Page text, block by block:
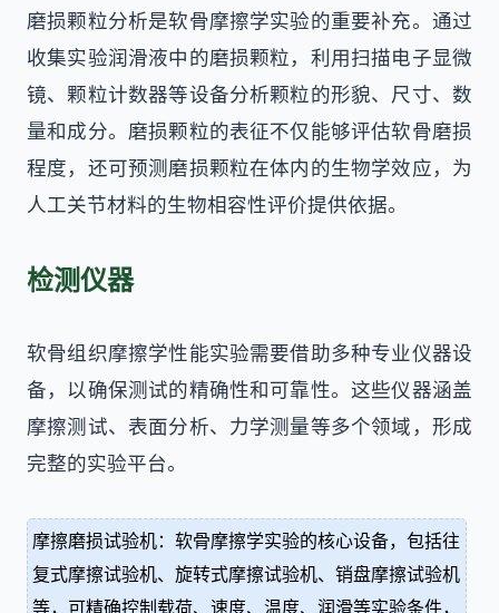
磨损颗粒分析是软骨摩擦学实验的重要补充。通过
收集实验润滑液中的磨损颗粒，利用扫描电子显微
镜、颗粒计数器等设备分析颗粒的形貌、尺寸、数
量和成分。磨损颗粒的表征不仅能够评估软骨磨损
程度，还可预测磨损颗粒在体内的生物学效应，为
人工关节材料的生物相容性评价提供依据。
检测仪器
软骨组织摩擦学性能实验需要借助多种专业仪器设
备，以确保测试的精确性和可靠性。这些仪器涵盖
摩擦测试、表面分析、力学测量等多个领域，形成
完整的实验平台。
摩擦磨损试验机：软骨摩擦学实验的核心设备，包括往
复式摩擦试验机、旋转式摩擦试验机、销盘摩擦试验机
等，可精确控制载荷、速度、温度、润滑等实验条件，